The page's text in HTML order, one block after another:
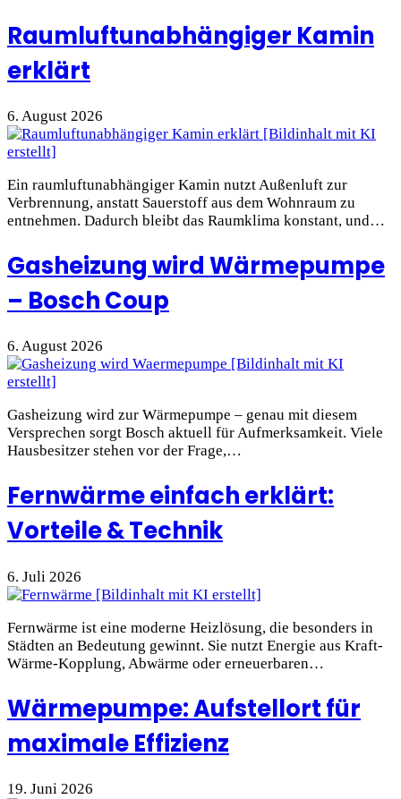
Raumluftunabhängiger Kamin
erklärt
6. August 2026
Ein raumluftunabhängiger Kamin nutzt Außenluft zur
Verbrennung, anstatt Sauerstoff aus dem Wohnraum zu
entnehmen. Dadurch bleibt das Raumklima konstant, und…
Gasheizung wird Wärmepumpe
– Bosch Coup
6. August 2026
Gasheizung wird zur Wärmepumpe – genau mit diesem
Versprechen sorgt Bosch aktuell für Aufmerksamkeit. Viele
Hausbesitzer stehen vor der Frage,…
Fernwärme einfach erklärt:
Vorteile & Technik
6. Juli 2026
Fernwärme ist eine moderne Heizlösung, die besonders in
Städten an Bedeutung gewinnt. Sie nutzt Energie aus Kraft-
Wärme-Kopplung, Abwärme oder erneuerbaren…
Wärmepumpe: Aufstellort für
maximale Effizienz
19. Juni 2026